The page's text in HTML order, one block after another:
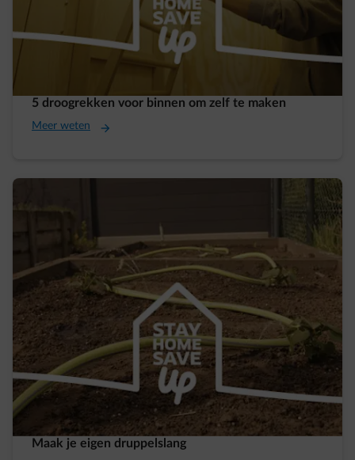
5 droogrekken voor binnen om zelf te maken
Meer weten
Maak je eigen druppelslang